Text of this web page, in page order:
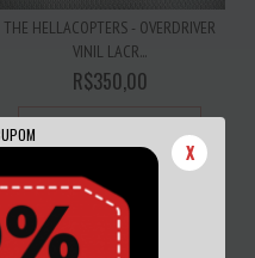
X
THE HELLACOPTERS - OVERDRIVER
VINIL LACR...
R$350,00
3